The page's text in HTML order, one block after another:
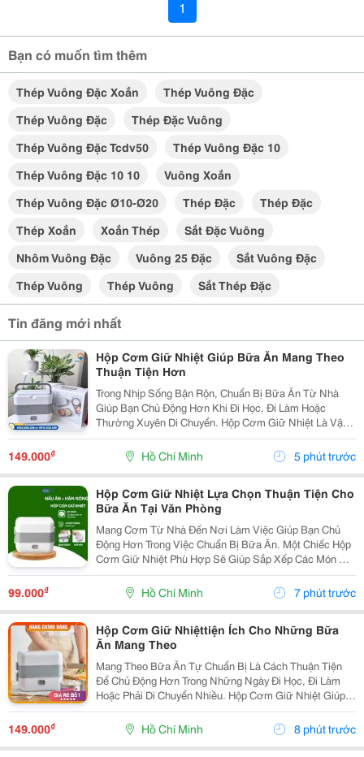
1
Bạn có muốn tìm thêm
Thép Vuông Đặc Xoắn
Thép Vuông Đặc
Thép Vuông Đặc
Thép Đặc Vuông
Thép Vuông Đặc Tcdv50
Thép Vuông Đặc 10
Thép Vuông Đặc 10 10
Vuông Xoắn
Thép Vuông Đặc Ø10-Ø20
Thép Đặc
Thép Đặc
Thép Xoắn
Xoắn Thép
Sắt Đặc Vuông
Nhôm Vuông Đặc
Vuông 25 Đặc
Sắt Vuông Đặc
Thép Vuông
Thép Vuông Sắt Thép Đặc
Tin đăng mới nhất
Hộp Cơm Giữ Nhiệt Giúp Bữa Ăn Mang Theo
Thuận Tiện Hơn
Trong Nhịp Sống Bận Rộn, Chuẩn Bị Bữa Ăn Từ Nhà
Giúp Bạn Chủ Động Hơn Khi Đi Học, Đi Làm Hoặc
Thường Xuyên Di Chuyển. Hộp Cơm Giữ Nhiệt Là Vật
Dụng Hữu Ích Để Sắp Xếp Cơm Và Thức Ăn Gọn Gàng,
Thuận Tiện Mang Theo Trong Ngày. Lựa Chọn Hộp Theo
149.000₫ Hồ Chí Minh 5 phút trước
Hộp Cơm Giữ Nhiệt Lựa Chọn Thuận Tiện Cho
Bữa Ăn Tại Văn Phòng
Mang Cơm Từ Nhà Đến Nơi Làm Việc Giúp Bạn Chủ
Động Hơn Trong Việc Chuẩn Bị Bữa Ăn. Một Chiếc Hộp
Cơm Giữ Nhiệt Phù Hợp Sẽ Giúp Sắp Xếp Các Món Ăn
Gọn Gàng, Dễ Mang Theo Và Thuận Tiện Sử Dụng
Trong Thời Gian Nghỉ Trưa. Chọn Hộp Có Cấu Tạo Phù
99.000₫ Hồ Chí Minh 7 phút trước
Hộp Cơm Giữ Nhiệttiện Ích Cho Những Bữa
Ăn Mang Theo
Mang Theo Bữa Ăn Tự Chuẩn Bị Là Cách Thuận Tiện
Để Chủ Động Hơn Trong Những Ngày Đi Học, Đi Làm
Hoặc Phải Di Chuyển Nhiều. Hộp Cơm Giữ Nhiệt Giúp
Các Món Ăn Được Sắp Xếp Ngăn Nắp, Dễ Mang Theo
Và Phù Hợp Với Nhiều Lịch Trình Khác Nhau. Chọn
149.000₫ Hồ Chí Minh 8 phút trước